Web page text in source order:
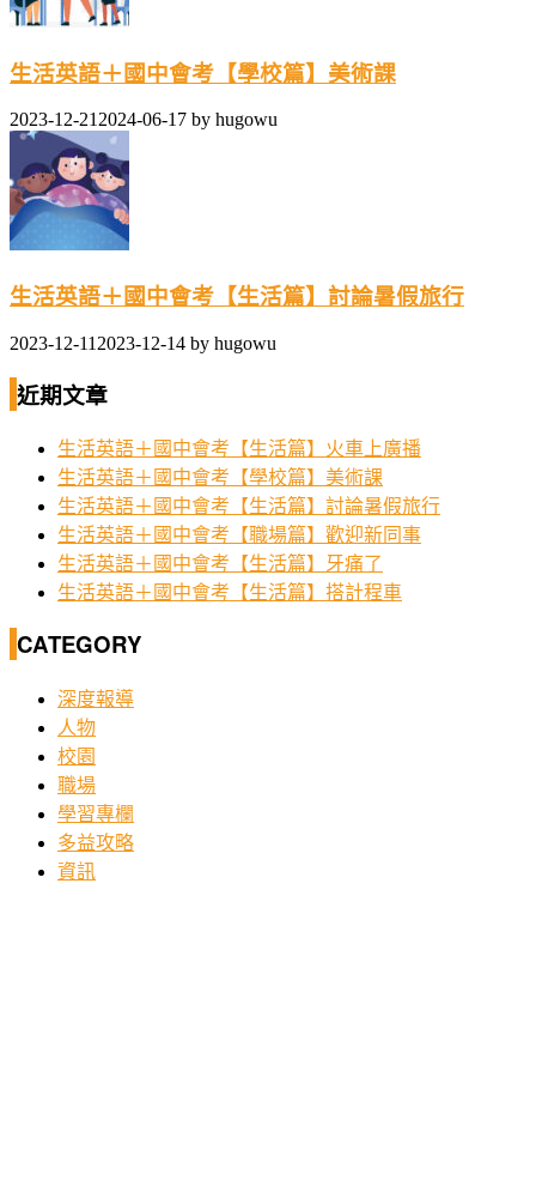
生活英語＋國中會考【學校篇】美術課
2023-12-212024-06-17 by hugowu
生活英語＋國中會考【生活篇】討論暑假旅行
2023-12-11 2023-12-14 by hugowu
近期文章
生活英語＋國中會考【生活篇】火車上廣播
生活英語＋國中會考【學校篇】美術課
生活英語＋國中會考【生活篇】討論暑假旅行
生活英語＋國中會考【職場篇】歡迎新同事
生活英語＋國中會考【生活篇】牙痛了
生活英語＋國中會考【生活篇】搭計程車
CATEGORY
深度報導
人物
校園
職場
學習專欄
多益攻略
資訊